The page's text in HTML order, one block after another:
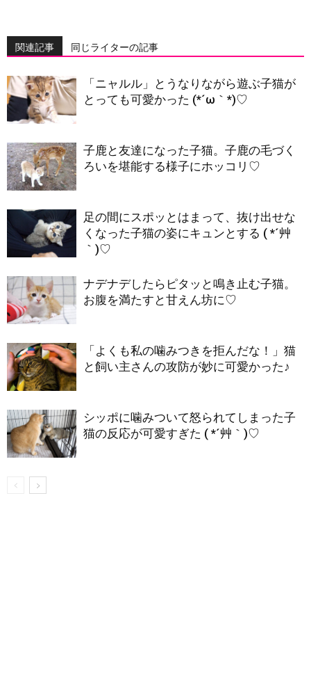
関連記事 同じライターの記事
「ニャルル」とうなりながら遊ぶ子猫が
とっても可愛かった (*´ω｀*)♡
子鹿と友達になった子猫。子鹿の毛づく
ろいを堪能する様子にホッコリ♡
足の間にスポッとはまって、抜け出せな
くなった子猫の姿にキュンとする ( *´艸
｀)♡
ナデナデしたらピタッと鳴き止む子猫。
お腹を満たすと甘えん坊に♡
「よくも私の噛みつきを拒んだな！」猫
と飼い主さんの攻防が妙に可愛かった♪
シッポに噛みついて怒られてしまった子
猫の反応が可愛すぎた ( *´艸｀)♡